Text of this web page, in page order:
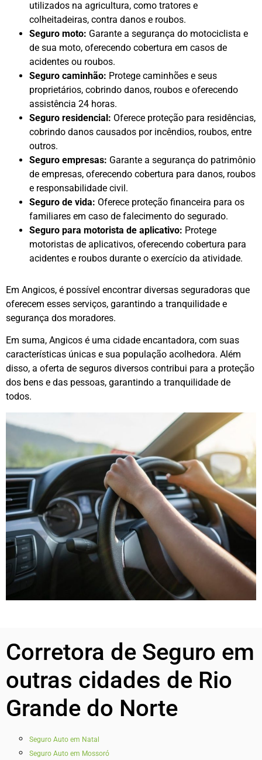
utilizados na agricultura, como tratores e
colheitadeiras, contra danos e roubos.
Seguro moto: Garante a segurança do motociclista e
de sua moto, oferecendo cobertura em casos de
acidentes ou roubos.
Seguro caminhão: Protege caminhões e seus
proprietários, cobrindo danos, roubos e oferecendo
assistência 24 horas.
Seguro residencial: Oferece proteção para residências,
cobrindo danos causados por incêndios, roubos, entre
outros.
Seguro empresas: Garante a segurança do patrimônio
de empresas, oferecendo cobertura para danos, roubos
e responsabilidade civil.
Seguro de vida: Oferece proteção financeira para os
familiares em caso de falecimento do segurado.
Seguro para motorista de aplicativo: Protege
motoristas de aplicativos, oferecendo cobertura para
acidentes e roubos durante o exercício da atividade.
Em Angicos, é possível encontrar diversas seguradoras que
oferecem esses serviços, garantindo a tranquilidade e
segurança dos moradores.
Em suma, Angicos é uma cidade encantadora, com suas
características únicas e sua população acolhedora. Além
disso, a oferta de seguros diversos contribui para a proteção
dos bens e das pessoas, garantindo a tranquilidade de
todos.
Corretora de Seguro em
outras cidades de Rio
Grande do Norte
Seguro Auto em Natal
Seguro Auto em Mossoró